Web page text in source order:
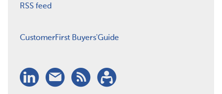
RSS feed
CustomerFirst Buyers'Guide
LinkedIn
Nieuwsbrief
RSSAbonneren